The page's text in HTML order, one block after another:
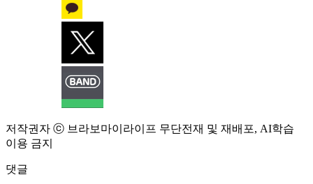
저작권자 ⓒ 브라보마이라이프 무단전재 및 재배포, AI학습
이용 금지
댓글